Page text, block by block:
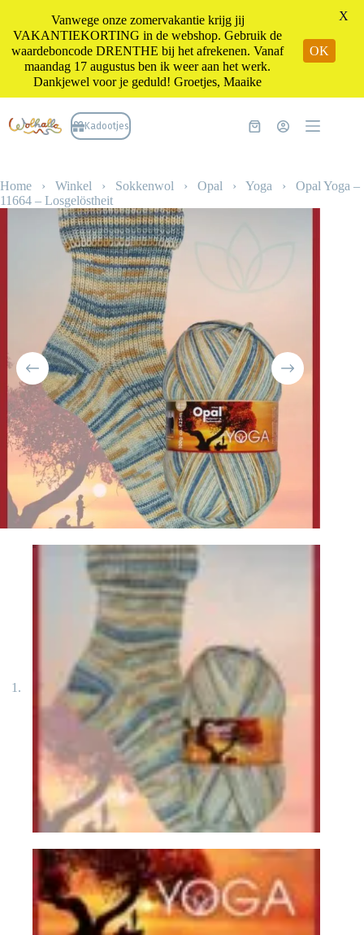
naar
de
Kadootjes Winkelwagen
Home › Winkel › Sokkenwol › Opal › Yoga › Opal Yoga –
11664 – Losgelöstheit
Vanwege onze zomervakantie krijg jij
VAKANTIEKORTING in de webshop. Gebruik de
waardeboncode DRENTHE bij het afrekenen. Vanaf
maandag 17 augustus ben ik weer aan het werk.
Dankjewel voor je geduld! Groetjes, Maaike
OK
X